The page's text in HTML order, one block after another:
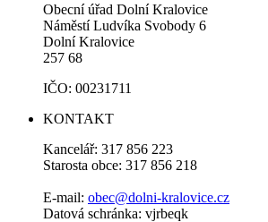
Obecní úřad Dolní Kralovice
Náměstí Ludvíka Svobody 6
Dolní Kralovice
257 68
IČO: 00231711
KONTAKT
Kancelář: 317 856 223
Starosta obce: 317 856 218
E-mail: obec@dolni-kralovice.cz
Datová schránka: vjrbeqk